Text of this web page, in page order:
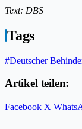
Text: DBS
Tags
#Deutscher
Artikel teilen:
Facebook X